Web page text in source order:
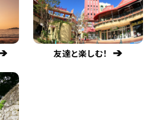
友達と楽しむ！